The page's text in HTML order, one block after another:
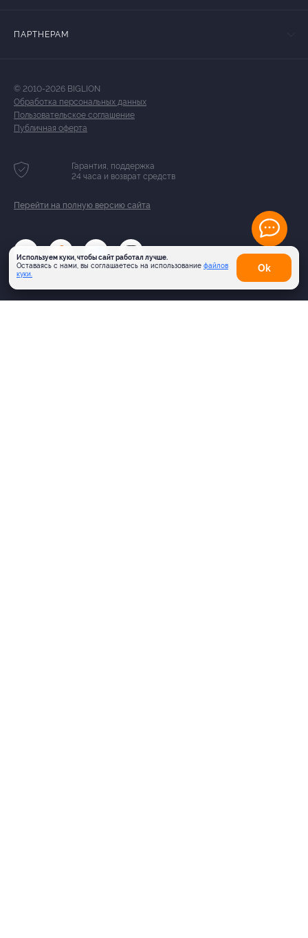
Используем куки, чтобы сайт работал лучше.
Оставаясь с нами, вы соглашаетесь на использование файлов
куки.
Оk
ПАРТНЕРАМ
© 2010-2026 BIGLION
Обработка персональных данных
Пользовательское соглашение
Публичная оферта
Гарантия, поддержка
24 часа и возврат средств
Перейти на полную версию сайта